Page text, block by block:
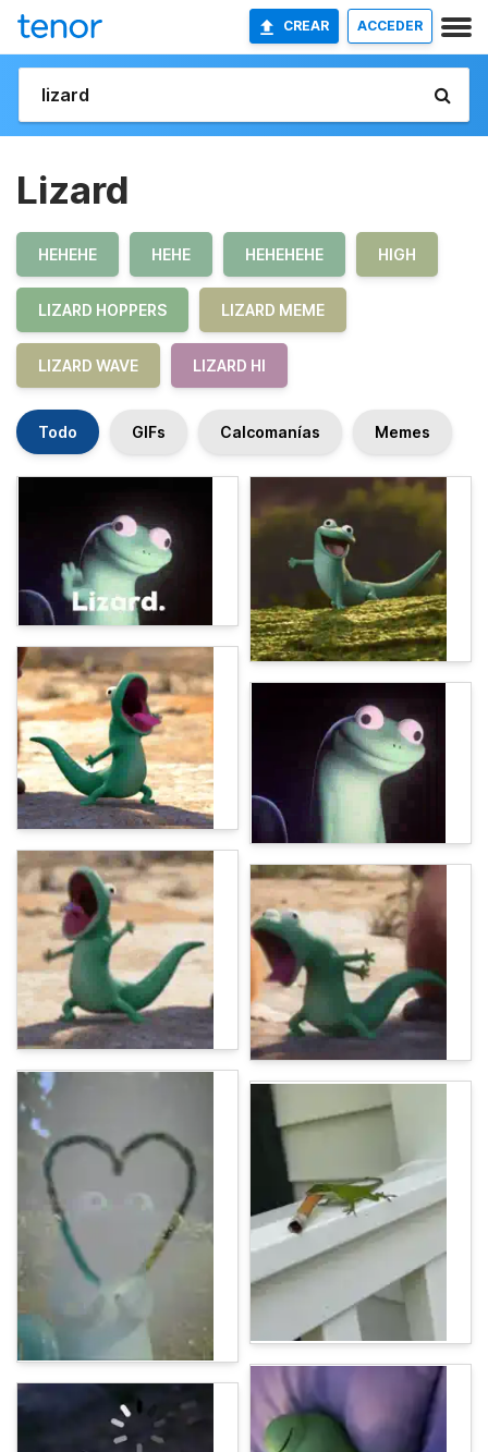
CREAR ACCEDER
Lizard
HEHEHE HEHE HEHEHEHE HIGH
LIZARD HOPPERS LIZARD MEME
LIZARD WAVE LIZARD HI
Todo GIFs Calcomanías Memes